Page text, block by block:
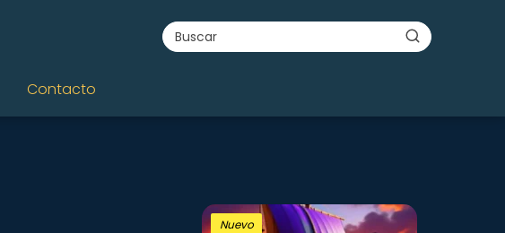
Contacto
Nuevo